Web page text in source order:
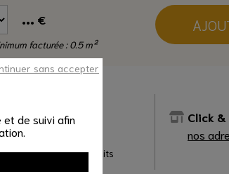
et de suivi afin
sans accepter
... €
facturée : 0.5 m²
à domicile
de 15€ selon les produits
Click
nos